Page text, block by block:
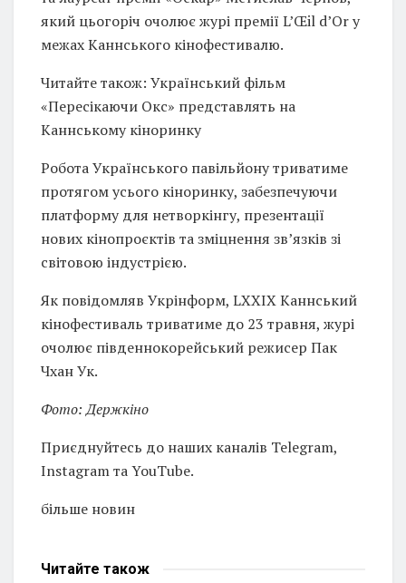
який цьогоріч очолює журі премії L’Œil d’Or у
межах Каннського кінофестивалю.
Читайте також: Український фільм
«Пересікаючи Окс» представлять на
Каннському кіноринку
Робота Українського павільйону триватиме
протягом усього кіноринку, забезпечуючи
платформу для нетворкінгу, презентації
нових кінопроєктів та зміцнення зв’язків зі
світовою індустрією.
Як повідомляв Укрінформ, LXXIX Каннський
кінофестиваль триватиме до 23 травня, журі
очолює південнокорейський режисер Пак
Чхан Ук.
Фото: Держкіно
Приєднуйтесь до наших каналів Telegram,
Instagram та YouTube.
більше новин
Читайте також